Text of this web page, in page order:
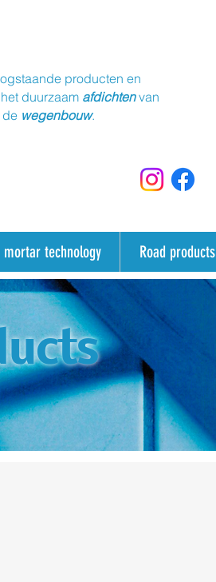
producten en
duurzaam afdichtenvan
wegenbouw.
mortar technology Road products